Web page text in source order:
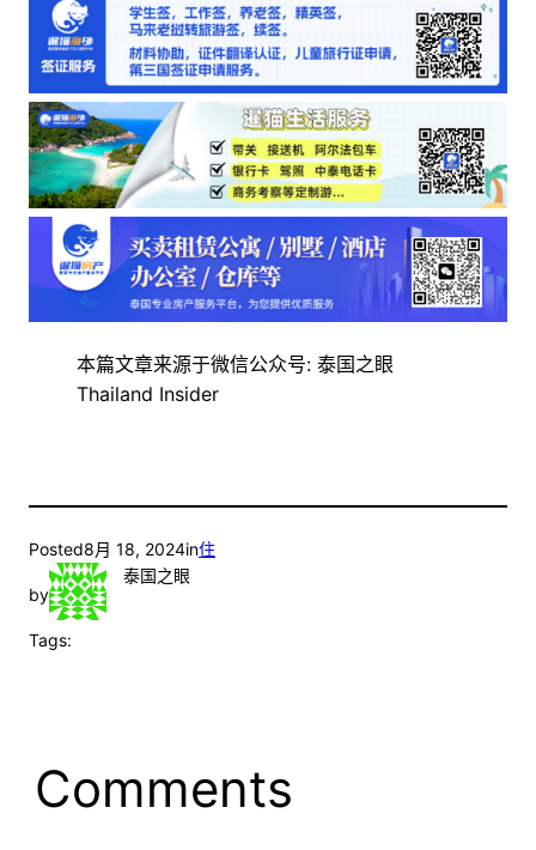
本篇文章来源于微信公众号: 泰国之眼
Thailand Insider
Posted8月 18, 2024in住
by
泰国之眼
Tags:
Comments